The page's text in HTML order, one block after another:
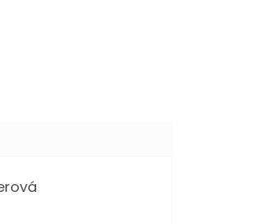
je 5 z 5 hvězdiček.